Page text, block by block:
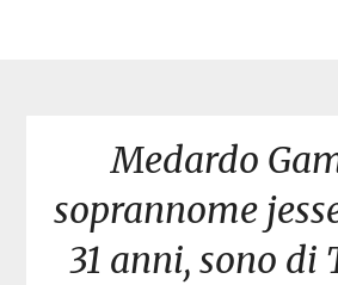
Medardo
soprannome
31 anni, sono di